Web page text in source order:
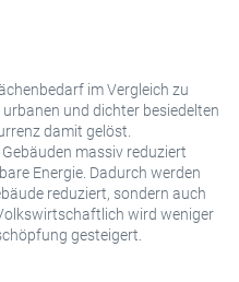
im Vergleich zu
und dichter besiedelten
damit gelöst.
massiv reduziert
Energie. Dadurch werden
reduziert, sondern auch
wird weniger
gesteigert.